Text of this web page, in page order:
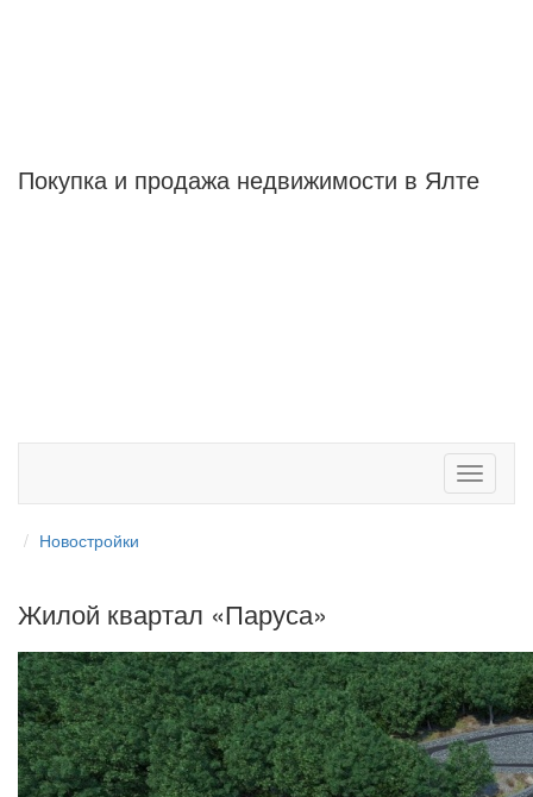
Покупка и продажа недвижимости в Ялте
Toggle
Новостройки
Жилой квартал «Паруса»